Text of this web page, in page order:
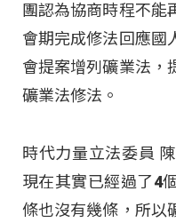
團認為協商時程不能
會期完成修法回應國
會提案增列礦業法，
礦業法修法。
時代力量立法委員
現在其實已經過了4
條也沒有幾條，所以